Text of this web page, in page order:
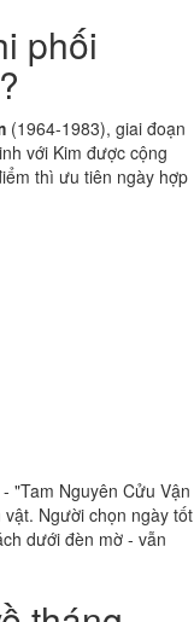
phối
(1964-1983), giai đoạn
với Kim được cộng
thì ưu tiên ngày hợp
- "Tam Nguyên Cửu Vận
Người chọn ngày tốt
dưới đèn mờ - vẫn